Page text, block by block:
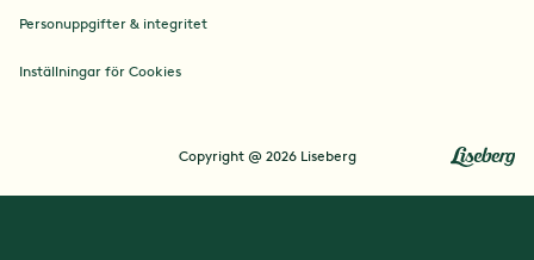
Kul kuriosa
Personuppgifter & integritet
Inställningar för Cookies
Copyright @ 2026 Liseberg